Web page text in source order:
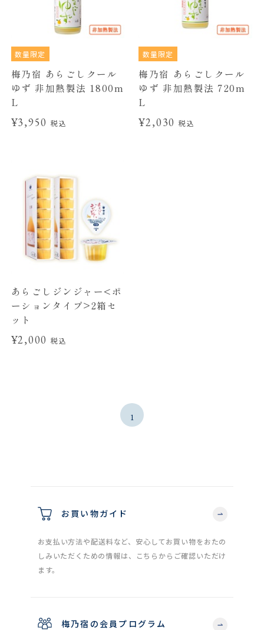
数量限定
梅乃宿 あらごしクール
ゆず 非加熱製法 1800m
L
¥3,950税込
数量限定
梅乃宿 あらごしクール
ゆず 非加熱製法 720m
L
¥2,030 税込
あらごしジンジャー<ポ
ーションタイプ>2箱セ
ット
¥2,000税込
1
お買い物ガイド
お支払い方法や配送料など、安心してお買い物をおたの
しみいただくための情報は、こちらからご確認いただけ
ます。
梅乃宿の会員プログラム